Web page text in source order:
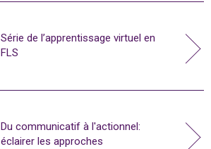
Série de l’apprentissage virtuel en
FLS
Du communicatif à l'actionnel:
éclairer les approches